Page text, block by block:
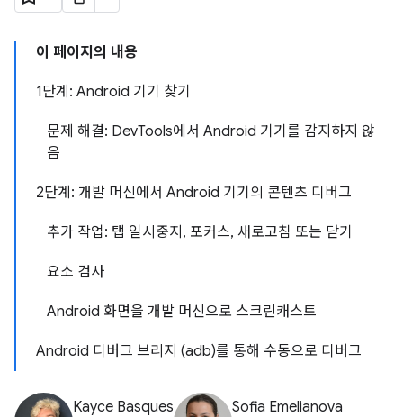
이 페이지의 내용
1단계: Android 기기 찾기
문제 해결: DevTools에서 Android 기기를 감지하지 않
음
2단계: 개발 머신에서 Android 기기의 콘텐츠 디버그
추가 작업: 탭 일시중지, 포커스, 새로고침 또는 닫기
요소 검사
Android 화면을 개발 머신으로 스크린캐스트
Android 디버그 브리지 (adb)를 통해 수동으로 디버그
Kayce Basques Sofia Emelianova